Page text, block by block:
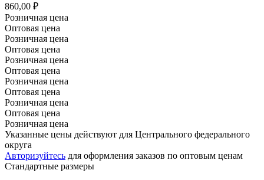
860,00 ₽
Розничная цена
Оптовая цена
Розничная цена
Оптовая цена
Розничная цена
Оптовая цена
Розничная цена
Оптовая цена
Розничная цена
Оптовая цена
Розничная цена
Указанные цены действуют для Центрального федерального
округа
Авторизуйтесь для оформления заказов по оптовым ценам
Стандартные размеры